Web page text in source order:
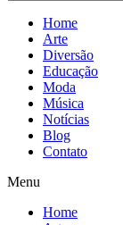
Home
Arte
Diversão
Educação
Moda
Música
Notícias
Blog
Contato
Menu
Home